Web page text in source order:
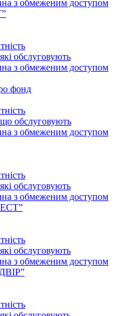
з обмеженим доступом
обслуговують
з обмеженим доступом
фонд
що обслуговують
з обмеженим доступом
обслуговують
з обмеженим доступом
обслуговують
з обмеженим доступом